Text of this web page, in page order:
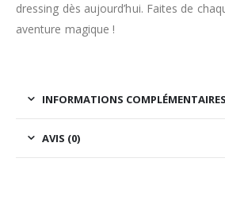
dressing dès aujourd’hui. Faites de
aventure magique !
INFORMATIONS COMPLÉMENTAIRES
AVIS (0)